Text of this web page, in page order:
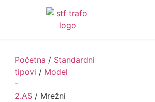
Početna / Standardni
tipovi / Model
-
2.AS / Mrežni